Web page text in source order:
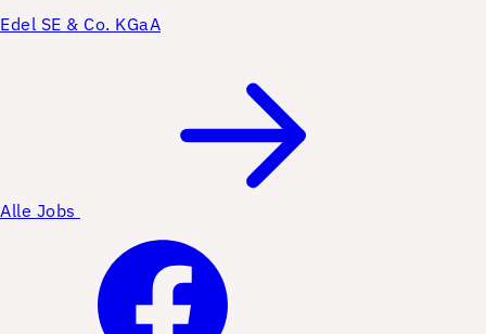
Edel SE & Co. KGaA
Alle Jobs